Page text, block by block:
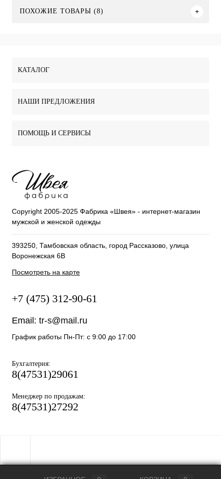
ПОХОЖИЕ ТОВАРЫ (8)
КАТАЛОГ
НАШИ ПРЕДЛОЖЕНИЯ
ПОМОЩЬ И СЕРВИСЫ
Copyright 2005-2025 Фабрика «Швея» - интернет-магазин
мужской и женской одежды
393250, Тамбовская область, город Рассказово, улица
Воронежская 6В
Посмотреть на карте
+7 (475) 312-90-61
Email: tr-s@mail.ru
График работы Пн-Пт: с 9:00 до 17:00
Бухгалтерия:
8(47531)29061
Менеджер по продажам:
8(47531)27292